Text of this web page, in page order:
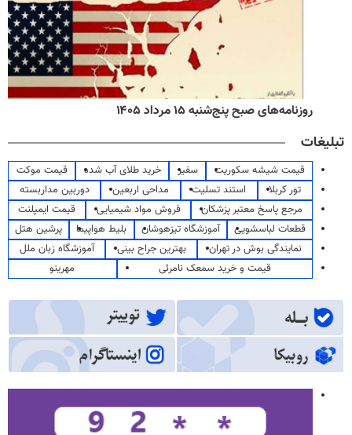
روزنامه‌های صبح پنج‌شنبه ۱۵ مرداد ۱۴۰۵
تبلیغات
قیمت شیشه سکوریت سفیر خرید طلای آب شده
قیمت موکت
تور کربلا
استند تسلیت مداحی اربعین
دوربین مداربسته
مرجع پاسخ معتبر پزشکان
فروش مواد شیمیایی
قیمت ایمپلنت
قطعات لباسشویی
آموزشگاه تیزهوشان بلیط هواپیما
پرشین هتل
نمایندگی بوش در تهران
بهترین جراح بینی
آموزشگاه زبان ملل
قیمت و خرید سمعک نامرئی
مهرینو